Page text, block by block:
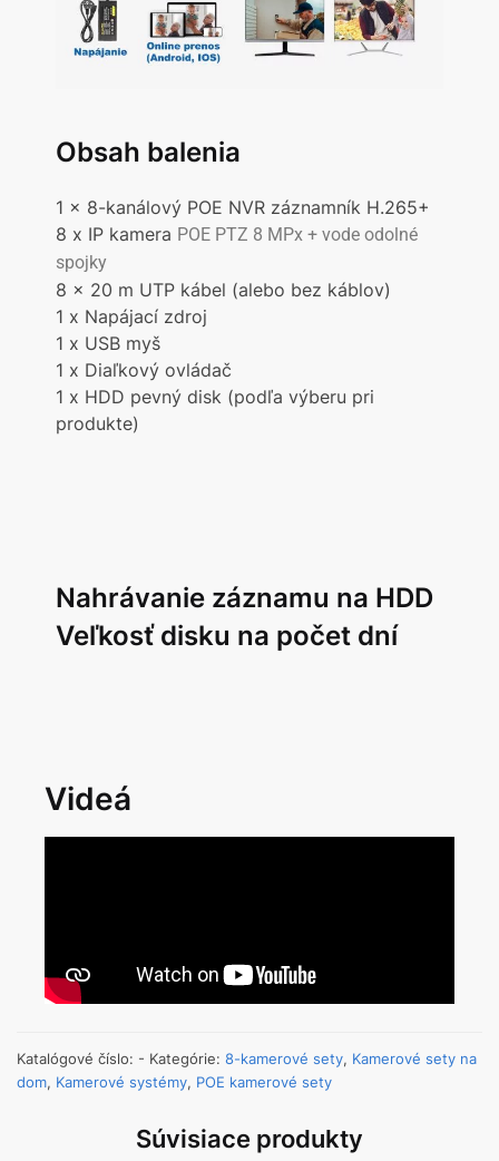
Obsah balenia
1 x 8-kanálový POE NVR záznamník H.265+
8 x IP kamera POE PTZ 8 MPx + vode odolné
spojky
8 x 20 m UTP kábel (alebo bez káblov)
1 x Napájací zdroj
1 x USB myš
1 x Diaľkový ovládač
1 x HDD pevný disk (podľa výberu pri
produkte)
Nahrávanie záznamu na HDD
Veľkosť disku na počet dní
Videá
Katalógové číslo: - Kategórie: 8-kamerové sety, Kamerové sety na
dom, Kamerové systémy, POE kamerové sety
Súvisiace produkty